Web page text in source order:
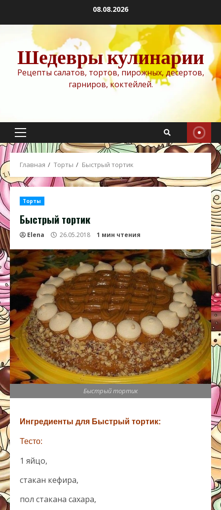
содержимому
08.08.2026
Шедевры кулинарии
Рецепты салатов, тортов, пирожных, десертов,
гарниров, коктейлей.
Основное
меню
Главная Торты Быстрый тортик
Торты
Быстрый тортик
Elena 26.05.2018 1 мин чтения
Быстрый тортик
Ингредиенты для Быстрый тортик:
Тесто:
1 яйцо,
стакан кефира,
пол стакана сахара,